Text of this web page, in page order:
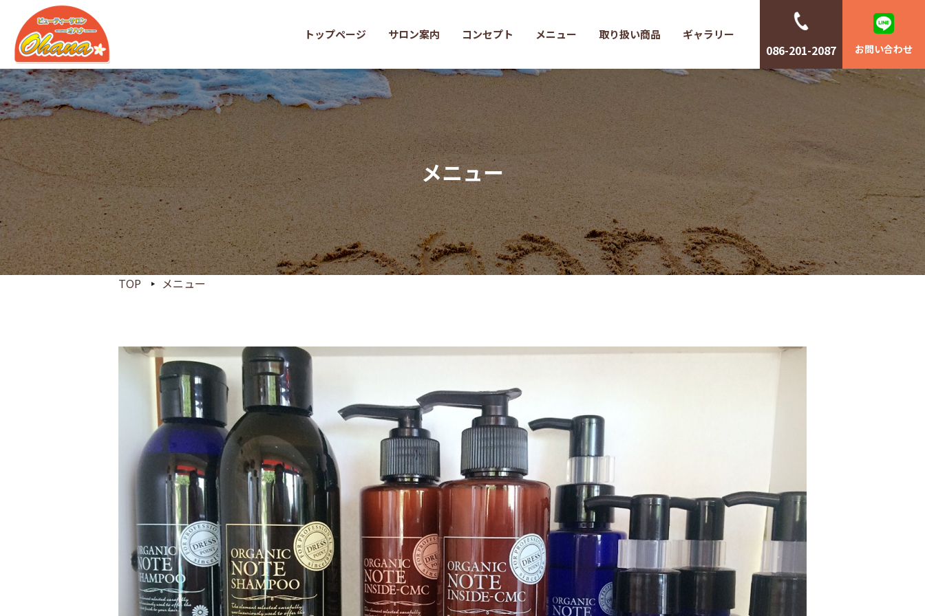
トップページ サロン案内 コンセプト メニュー 取り扱い商品 ギャラリー
086-201-2087 お問い合わせ
メニュー
TOP メニュー